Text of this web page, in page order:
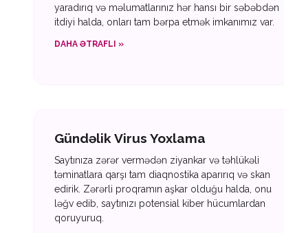
yaradırıq və məlumatlarınız hər hansı bir səbəbdən
itdiyi halda, onları tam bərpa etmək imkanımız var.
DAHA ƏTRAFLI »
Gündəlik Virus Yoxlama
Saytınıza zərər vermədən ziyankar və təhlükəli
təminatlara qarşı tam diaqnostika aparırıq və skan
edirik. Zərərli proqramın aşkar olduğu halda, onu
ləğv edib, saytınızı potensial kiber hücumlardan
qoruyuruq.